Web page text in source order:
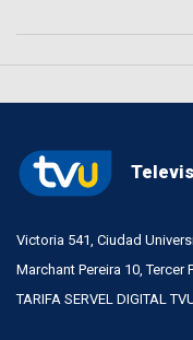
Victoria 541, Ciudad
Marchant Pereira 10, Tercer
TARIFA SERVEL DIGITAL